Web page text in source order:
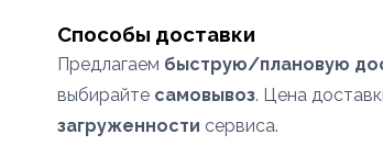
Способы доставки
Предлагаем быструю/плановую
выбирайте самовывоз. Цена
загруженности сервиса.